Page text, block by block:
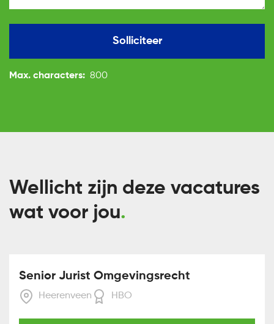
Solliciteer
Max. characters: 800
Wellicht zijn deze vacatures
wat voor jou
Senior Jurist Omgevingsrecht
Heerenveen HBO